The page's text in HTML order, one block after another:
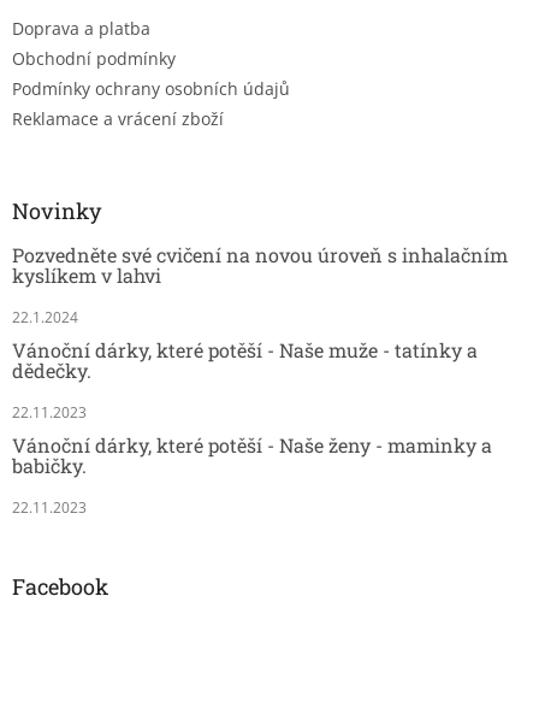
Doprava a platba
Obchodní podmínky
Podmínky ochrany osobních údajů
Reklamace a vrácení zboží
Novinky
Pozvedněte své cvičení na novou úroveň s inhalačním
kyslíkem v lahvi
22.1.2024
Vánoční dárky, které potěší - Naše muže - tatínky a
dědečky.
22.11.2023
Vánoční dárky, které potěší - Naše ženy - maminky a
babičky.
22.11.2023
Facebook